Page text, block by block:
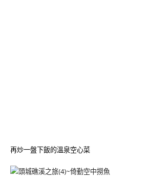
再炒一盤下飯的溫泉空心菜